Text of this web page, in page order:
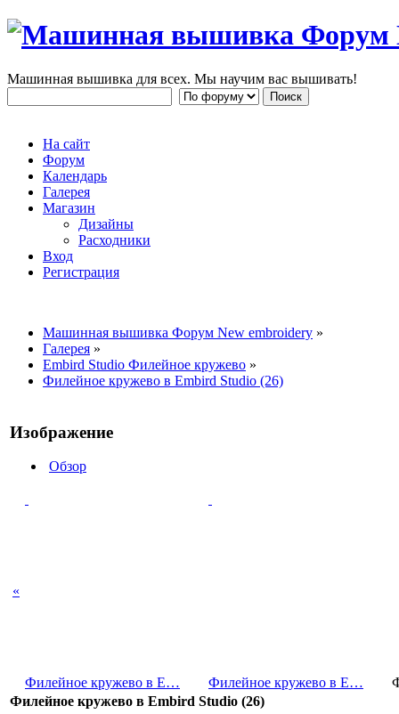
Машинная вышивка для всех. Мы научим вас вышивать!
На сайт
Форум
Календарь
Галерея
Магазин
Дизайны
Расходники
Вход
Регистрация
Машинная вышивка Форум New embroidery »
Галерея »
Embird Studio Филейное кружево »
Филейное кружево в Embird Studio (26)
Изображение
Обзор
«
Филейное кружево в E… Филейное кружево в E…
Филейное кружево в Embird Studio (26)